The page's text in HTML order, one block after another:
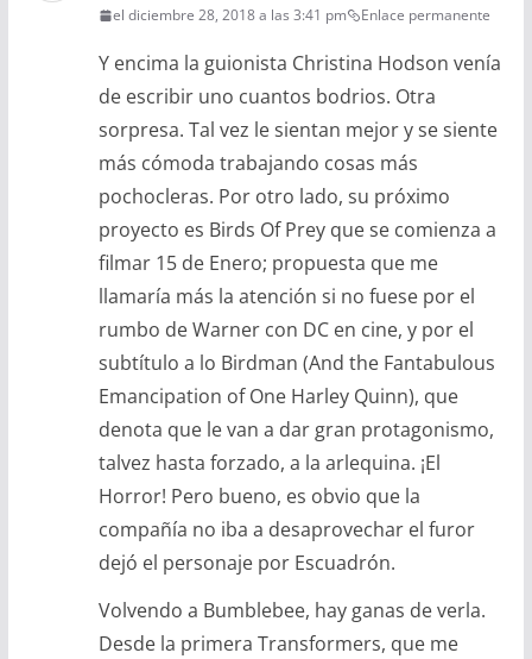
el diciembre 28, 2018 a las 3:41 pm Enlace permanente
Y encima la guionista Christina Hodson venía
de escribir uno cuantos bodrios. Otra
sorpresa. Tal vez le sientan mejor y se siente
más cómoda trabajando cosas más
pochocleras. Por otro lado, su próximo
proyecto es Birds Of Prey que se comienza a
filmar 15 de Enero; propuesta que me
llamaría más la atención si no fuese por el
rumbo de Warner con DC en cine, y por el
subtítulo a lo Birdman (And the Fantabulous
Emancipation of One Harley Quinn), que
denota que le van a dar gran protagonismo,
talvez hasta forzado, a la arlequina. ¡El
Horror! Pero bueno, es obvio que la
compañía no iba a desaprovechar el furor
dejó el personaje por Escuadrón.
Volvendo a Bumblebee, hay ganas de verla.
Desde la primera Transformers, que me